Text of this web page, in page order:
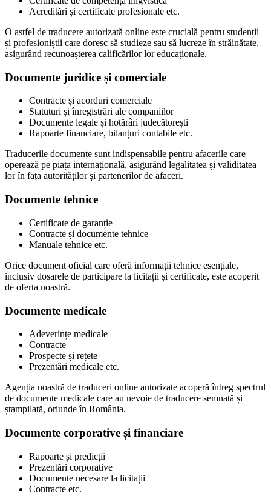
Acreditări și certificate profesionale etc.
O astfel de traducere autorizată online este crucială pentru studenții
și profesioniștii care doresc să studieze sau să lucreze în străinătate,
asigurând recunoașterea calificărilor lor educaționale.
Documente juridice și comerciale
Contracte și acorduri comerciale
Statuturi și înregistrări ale companiilor
Documente legale și hotărâri judecătorești
Rapoarte financiare, bilanțuri contabile etc.
Traducerile documente sunt indispensabile pentru afacerile care
operează pe piața internațională, asigurând legalitatea și validitatea
lor în fața autorităților și partenerilor de afaceri.
Documente tehnice
Certificate de garanție
Contracte și documente tehnice
Manuale tehnice etc.
Orice document oficial care oferă informații tehnice esențiale,
inclusiv dosarele de participare la licitații și certificate, este acoperit
de oferta noastră.
Documente medicale
Adeverințe medicale
Contracte
Prospecte și rețete
Prezentări medicale etc.
Agenția noastră de traduceri online autorizate acoperă întreg spectrul
de documente medicale care au nevoie de traducere semnată și
ștampilată, oriunde în România.
Documente corporative și financiare
Rapoarte și predicții
Prezentări corporative
Documente necesare la licitații
Contracte etc.